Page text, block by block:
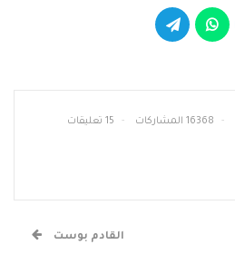
16368 المشاركات 15 تعليقات
القادم بوست